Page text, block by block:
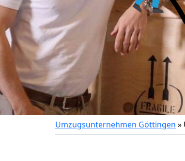
Umzugsunternehmen Göttingen »